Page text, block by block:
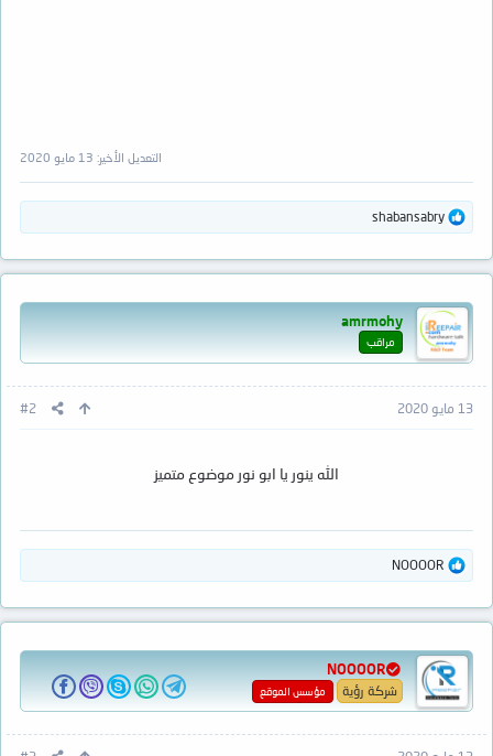
التعديل الأخير: 13 مايو 2020
ا
ل
ع
ا
ت
shabansabry
amrmohy
مراقب
13 مايو 2020 #2
الله ينور يا ابو نور موضوع متميز
ا
ل
ع
ل
ا
ت
NOOOOR
NOOOOR
شركة رؤية مؤسس الموقع